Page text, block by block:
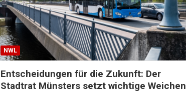
NWL
Entscheidungen für die Zukunft: Der
Stadtrat Münsters setzt wichtige Weichen